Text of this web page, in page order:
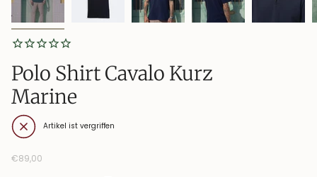
Polo Shirt Cavalo Kurz
Marine
Artikel ist vergriffen
€89,00